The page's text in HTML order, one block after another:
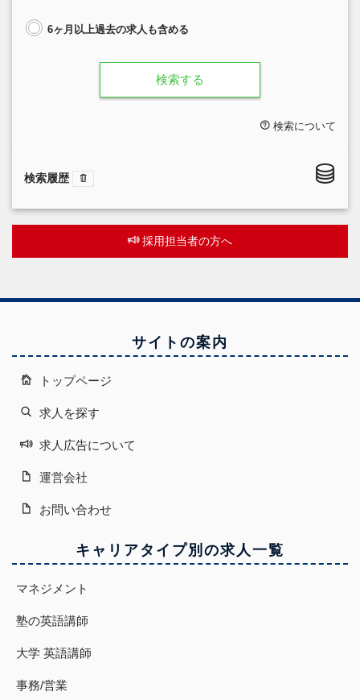
6ヶ月以上過去の求人も含める
検索する
検索について
検索履歴
採用担当者の方へ
サイトの案内
トップページ
求人を探す
求人広告について
運営会社
お問い合わせ
キャリアタイプ別の求人一覧
マネジメント
塾の英語講師
大学 英語講師
事務/営業